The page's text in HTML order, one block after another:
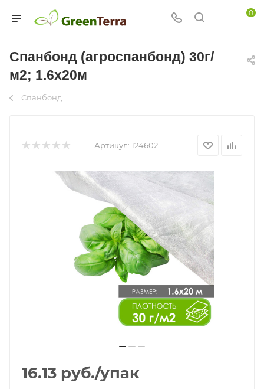
0
Спанбонд (агроспанбонд) 30г/
м2; 1.6х20м
Спанбонд
Артикул: 124602
16.13 руб./упак